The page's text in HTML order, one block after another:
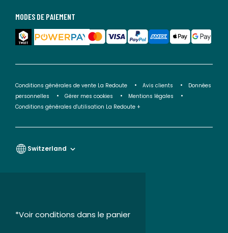
MODES DE PAIEMENT
Conditions générales de vente La Redoute Avis clients
Données
personnelles
Gérer mes cookies
Mentions légales
Conditions générales d'utilisation La Redoute +
Switzerland
*Voir conditions dans le panier